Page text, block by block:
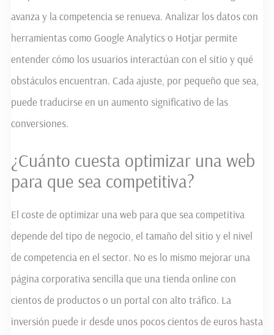
avanza y la competencia se renueva. Analizar los datos con
herramientas como Google Analytics o Hotjar permite
entender cómo los usuarios interactúan con el sitio y qué
obstáculos encuentran. Cada ajuste, por pequeño que sea,
puede traducirse en un aumento significativo de las
conversiones.
¿Cuánto cuesta optimizar una web
para que sea competitiva?
El coste de optimizar una web para que sea competitiva
depende del tipo de negocio, el tamaño del sitio y el nivel
de competencia en el sector. No es lo mismo mejorar una
página corporativa sencilla que una tienda online con
cientos de productos o un portal con alto tráfico. La
inversión puede ir desde unos pocos cientos de euros hasta